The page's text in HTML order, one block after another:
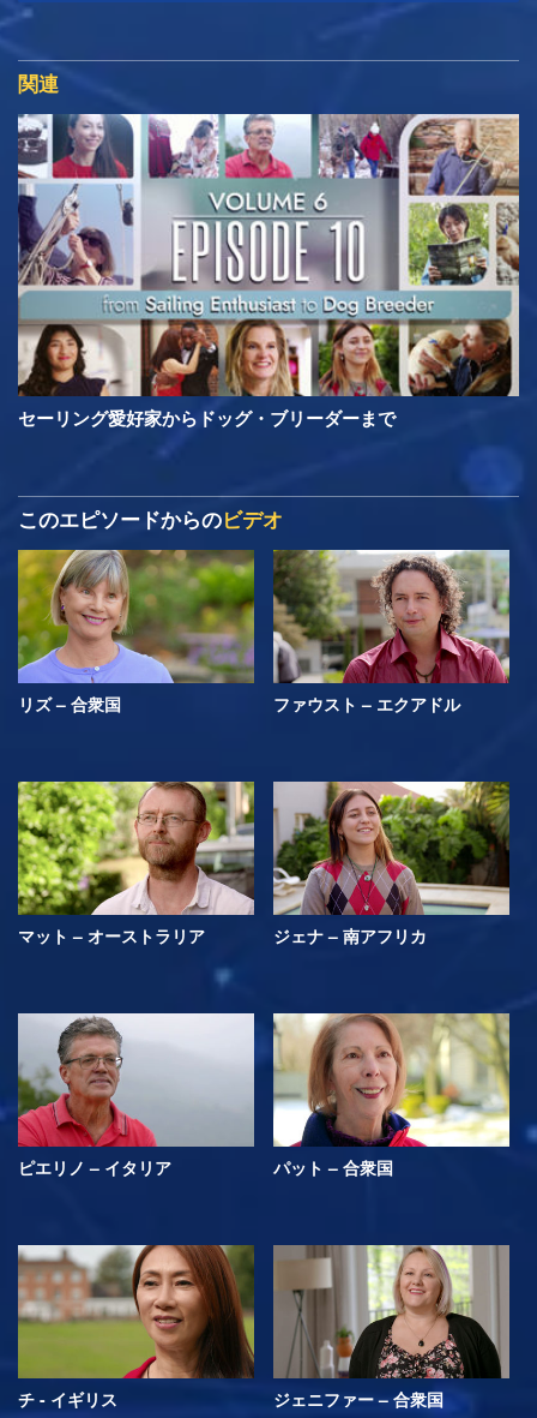
関連
セーリング愛好家からドッグ・ブリーダーまで
このエピソードからのビデオ
リズ – 合衆国 ファウスト – エクアドル
マット – オーストラリア ジェナ – 南アフリカ
ピエリノ – イタリア パット – 合衆国
チ - イギリス ジェニファー – 合衆国